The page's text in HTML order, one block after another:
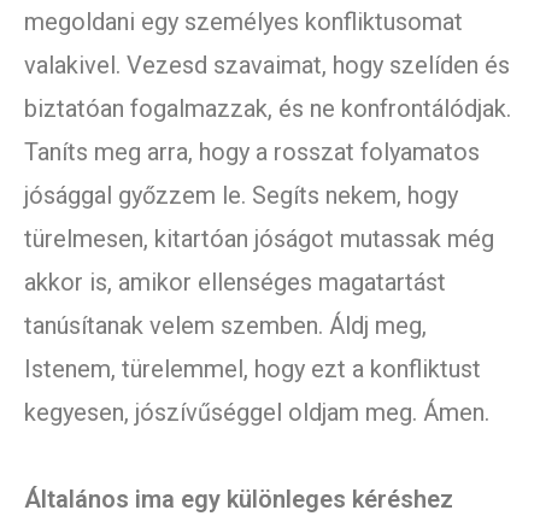
megoldani egy személyes konfliktusomat
valakivel. Vezesd szavaimat, hogy szelíden és
biztatóan fogalmazzak, és ne konfrontálódjak.
Taníts meg arra, hogy a rosszat folyamatos
jósággal győzzem le. Segíts nekem, hogy
türelmesen, kitartóan jóságot mutassak még
akkor is, amikor ellenséges magatartást
tanúsítanak velem szemben. Áldj meg,
Istenem, türelemmel, hogy ezt a konfliktust
kegyesen, jószívűséggel oldjam meg. Ámen.
Általános ima egy különleges kéréshez